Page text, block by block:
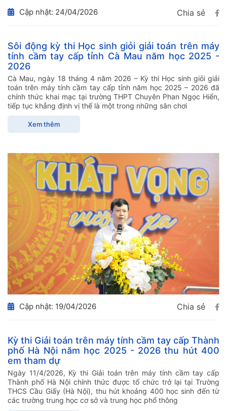
Cập nhật: 24/04/2026 Chia sẻ
Sôi động kỳ thi Học sinh giỏi giải toán trên máy
tính cầm tay cấp tỉnh Cà Mau năm học 2025 -
2026
Cà Mau, ngày 18 tháng 4 năm 2026 – Kỳ thi Học sinh giỏi giải
toán trên máy tính cầm tay cấp tỉnh năm học 2025 – 2026 đã
chính thức khai mạc tại trường THPT Chuyên Phan Ngọc Hiển,
tiếp tục khẳng định vị thế là một trong những sân chơi
Xem thêm
Cập nhật: 19/04/2026 Chia sẻ
Kỳ thi Giải toán trên máy tính cầm tay cấp Thành
phố Hà Nội năm học 2025 - 2026 thu hút 400
em tham dự
Ngày 11/4/2026, Kỳ thi Giải toán trên máy tính cầm tay cấp
Thành phố Hà Nội chính thức được tổ chức trở lại tại Trường
THCS Cầu Giấy (Hà Nội), thu hút khoảng 400 học sinh đến từ
các trường trung học cơ sở và trung học phổ thông